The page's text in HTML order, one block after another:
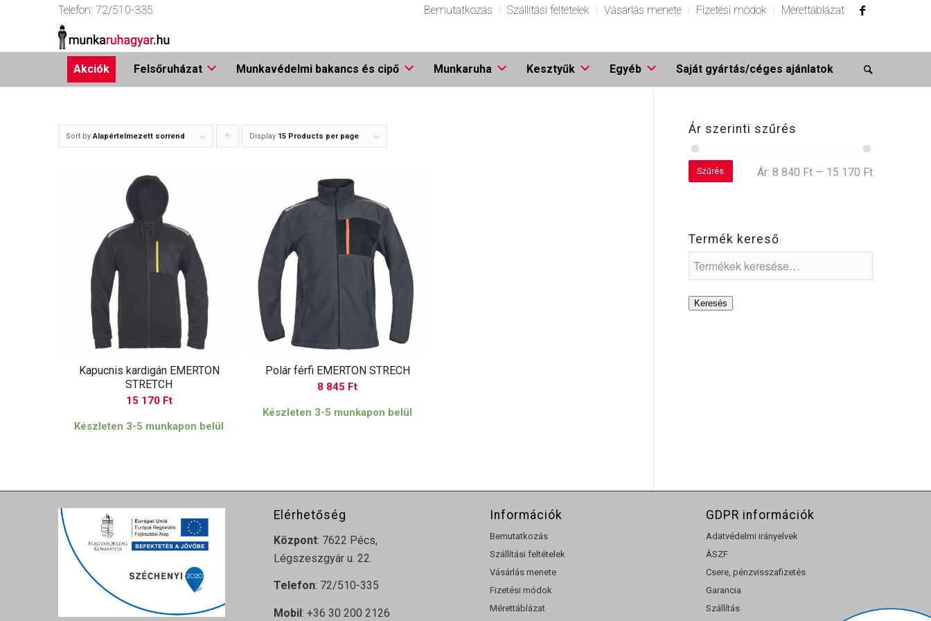
Bemutatkozás Szállítási feltételek Vásárlás menete Fizetési módok Mérettáblázat
Telefon: 72/510-335
Akciók Felsőruházat Munkavédelmi bakancs és cipő Munkaruha Kesztyűk Egyéb Saját gyártás/céges ajánlatok
Sort byAlapértelmezett sorrend Click
Display 15 Products per page
Kapucnis kardigán EMERTON
STRETCH
15 170 Ft
Készleten 3-5 munkapon belül
Polár férfi EMERTON STRECH
8 845 Ft
Készleten 3-5 munkapon belül
Ár szerinti szűrés
Szűrés Ár:8 840 Ft — 15 170 Ft
Termék kereső
Keresés
Elérhetőség
Központ: 7622 Pécs,
Légszeszgyár u. 22.
Telefon: 72/510-335
Mobil: +36 30 200 2126
Információk
Bemutatkozás
Szállítási feltételek
Vásárlás menete
Fizetési módok
Mérettáblázat
GDPR információk
Adatvédelmi irányelvek
ÁSZF
Csere, pénzvisszafizetés
Garancia
Szállítás